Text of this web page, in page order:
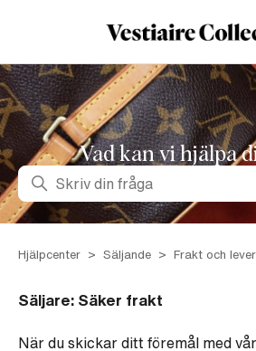
Vad kan vi hjälpa
Sök
Hjälpcenter Säljande Frakt och
Säljare: Säker frakt
När du skickar ditt föremål med